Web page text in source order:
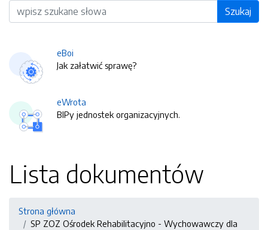
Wyszukiwarka Szukaj
eBoi
Jak załatwić sprawę?
eWrota
BIPy jednostek organizacyjnych.
Lista dokumentów
Strona główna
SP ZOZ Ośrodek Rehabilitacyjno - Wychowawczy dla